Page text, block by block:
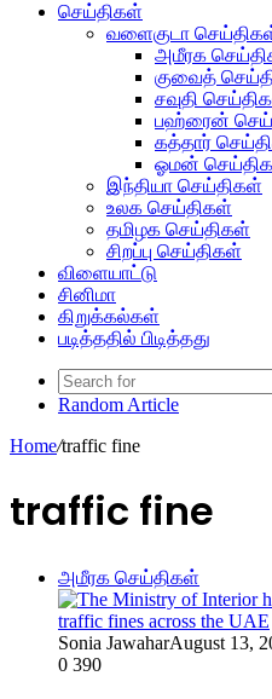
செய்திகள்
வளைகுடா
அமீரக
குவைத்
சவுதி
பஹ்ரைன்
கத்தார்
ஓமன்
இந்தியா செய்திகள்
உலக செய்திகள்
தமிழக செய்திகள்
சிறப்பு செய்திகள்
விளையாட்டு
சினிமா
கிறுக்கல்கள்
படித்ததில் பிடித்தது
Random Article
Home/traffic fine
traffic fine
அமீரக செய்திகள்
Sonia JawaharAugust 13,
0 390